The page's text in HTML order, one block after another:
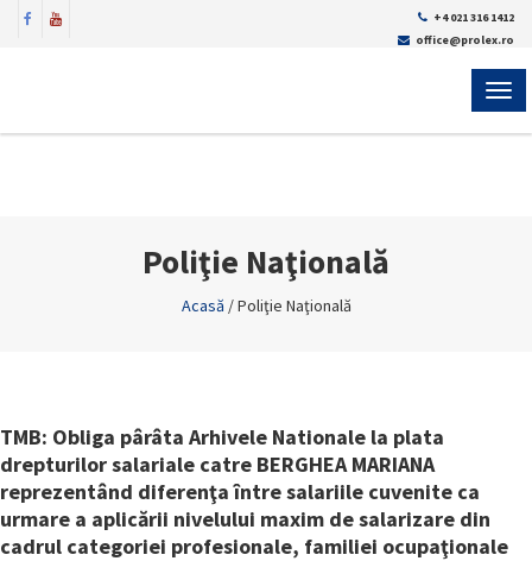
+4 021 316 1412
office@prolex.ro
Poliţie Naţională
Acasă /Poliţie Naţională
TMB: Obliga pârâta Arhivele Nationale la plata
drepturilor salariale catre BERGHEA MARIANA
reprezentând diferenţa între salariile cuvenite ca
urmare a aplicării nivelului maxim de salarizare din
cadrul categoriei profesionale, familiei ocupaţionale